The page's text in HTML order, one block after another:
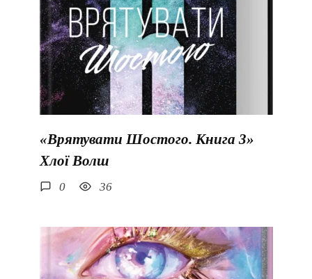
«Врятувати Шостого. Книга 3»
Хлої Волш
0 36